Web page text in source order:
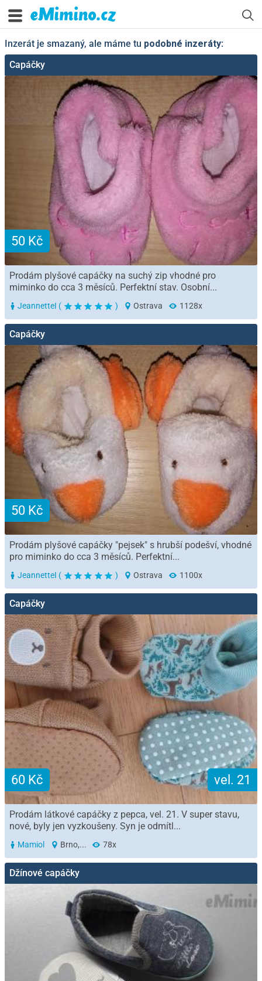
Inzerát je smazaný, ale máme tu podobné inzeráty:
Capáčky
50 Kč
Prodám plyšové capáčky na suchý zip vhodné pro
miminko do cca 3 měsíců. Perfektní stav. Osobní...
JeannetteI ( ) Ostrava 1128x
Capáčky
50 Kč
Prodám plyšové capáčky "pejsek" s hrubší podešví, vhodné
pro miminko do cca 3 měsíců. Perfektní...
JeannetteI ( ) Ostrava 1100x
Capáčky
60 Kč vel. 21
Prodám látkové capáčky z pepca, vel. 21. V super stavu,
nové, byly jen vyzkoušeny. Syn je odmítl...
Mamiol Brno,... 78x
Džínové capáčky